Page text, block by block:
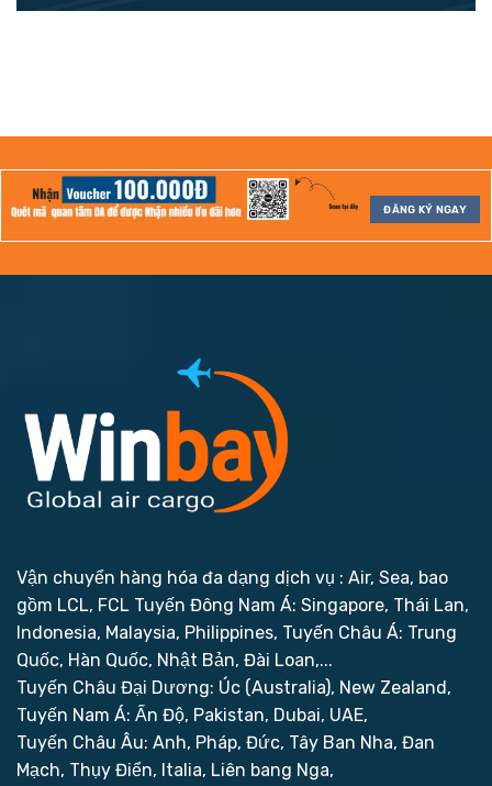
ĐĂNG KÝ NGAY
Vận chuyển hàng hóa đa dạng dịch vụ : Air, Sea, bao
gồm LCL, FCL Tuyến Đông Nam Á: Singapore, Thái Lan,
Indonesia, Malaysia, Philippines, Tuyến Châu Á: Trung
Quốc, Hàn Quốc, Nhật Bản, Đài Loan,...
Tuyến Châu Đại Dương: Úc (Australia), New Zealand,
Tuyến Nam Á: Ấn Độ, Pakistan, Dubai, UAE,
Tuyến Châu Âu: Anh, Pháp, Đức, Tây Ban Nha, Đan
Mạch, Thụy Điển, Italia, Liên bang Nga,